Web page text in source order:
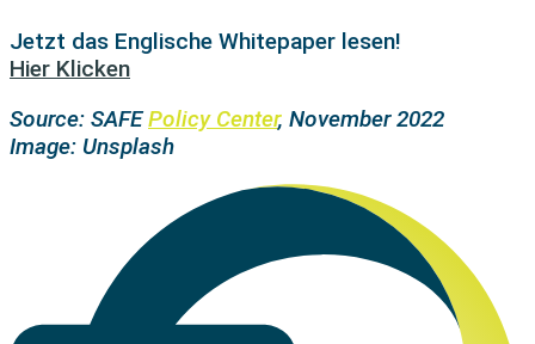
Jetzt das Englische Whitepaper lesen!
Hier Klicken
Source: SAFEPolicy Center, November 2022
Image: Unsplash